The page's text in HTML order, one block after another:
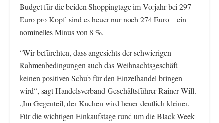
Budget für die beiden Shoppingtage im Vorjahr bei 297
Euro pro Kopf, sind es heuer nur noch 274 Euro – ein
nominelles Minus von 8 %.
“Wir befürchten, dass angesichts der schwierigen
Rahmenbedingungen auch das Weihnachtsgeschäft
keinen positiven Schub für den Einzelhandel bringen
wird“, sagt Handelsverband-Geschäftsführer Rainer Will.
„Im Gegenteil, der Kuchen wird heuer deutlich kleiner.
Für die wichtigen Einkaufstage rund um die Black Week